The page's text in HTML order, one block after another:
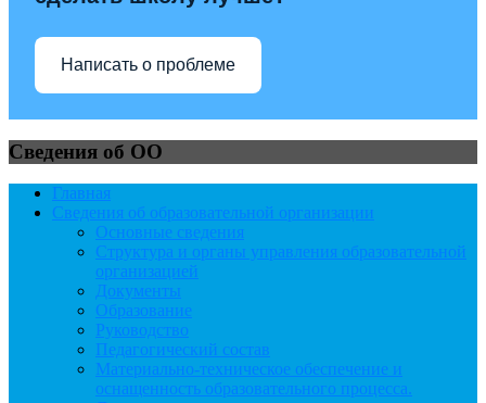
Написать о проблеме
Сведения об ОО
Главная
Сведения об образовательной организации
Основные сведения
Структура и органы управления образовательной
организацией
Документы
Образование
Руководство
Педагогический состав
Материально-техническое обеспечение и
оснащенность образовательного процесса.